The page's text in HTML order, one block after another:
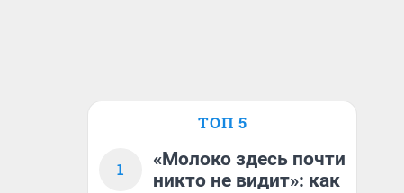
ТОП 5
1
«Молоко здесь почти
никто не видит»: как